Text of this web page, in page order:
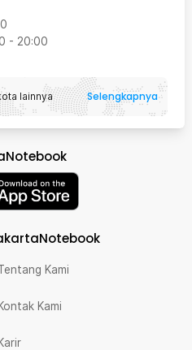
- 20:00
lainnya Selengkapnya
Kami
Kontak Kami
Karir